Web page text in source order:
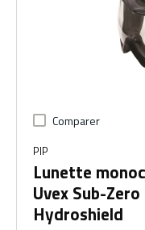
Comparer
PIP
Lunette
Uvex Sub-
Hydroshield